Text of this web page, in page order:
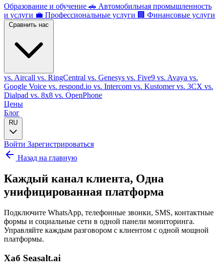
Образование и обучение 🚗 Автомобильная промышленность
и услуги 💼 Профессиональные услуги 🏢 Финансовые услуги
Сравнить нас
vs. Aircall vs. RingCentral vs. Genesys vs. Five9 vs. Avaya vs.
Google Voice vs. respond.io vs. Intercom vs. Kustomervs. 3CX vs.
Dialpad vs. 8x8 vs. OpenPhone
Цены
Блог
RU
Войти Зарегистрироваться
Назад на главную
Каждый канал клиента, Одна
унифицированная платформа
Подключите WhatsApp, телефонные звонки, SMS, контактные
формы и социальные сети в одной панели мониторинга.
Управляйте каждым разговором с клиентом с одной мощной
платформы.
Хаб Seasalt.ai